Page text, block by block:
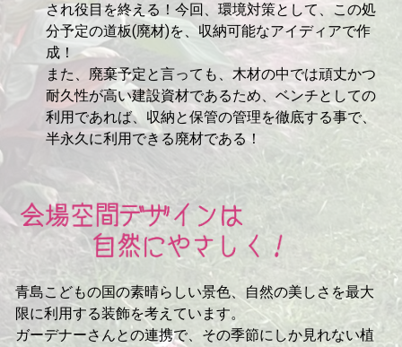
され役目を終える！今回、環境対策として、この処
分予定の道板(廃材)を、収納可能なアイディアで作
成！
また、廃棄予定と言っても、木材の中では頑丈かつ
耐久性が高い建設資材であるため、ベンチとしての
利用であれば、収納と保管の管理を徹底する事で、
半永久に利用できる廃材である！
青島こどもの国の素晴らしい景色、自然の美しさを最大
限に利用する装飾を考えています。
ガーデナーさんとの連携で、その季節にしか見れない植